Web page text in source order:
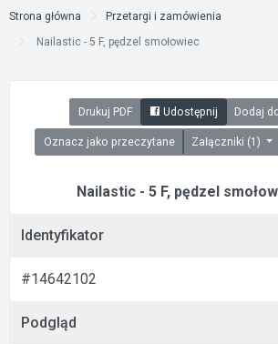
Strona główna
Przetargi i zamówienia
Nailastic - 5 F, pędzel smołowiec
Drukuj PDF Udostępnij
Oznacz jako przeczytane Załączniki (1)
Nailastic - 5 F, pędzel
Identyfikator
#14642102
Podgląd